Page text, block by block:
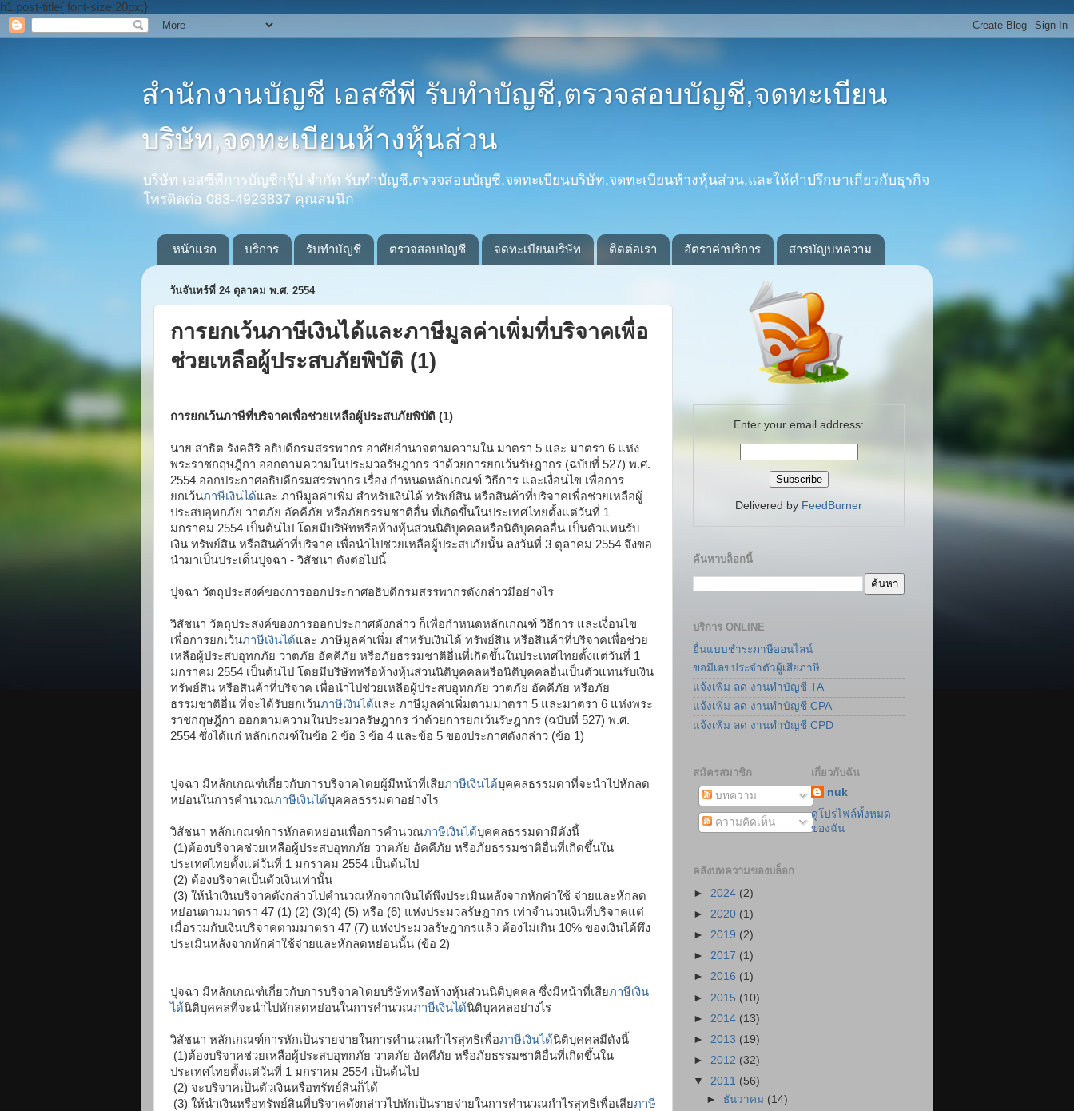
h1.post-title{ font-size:20px;}
สำนักงานบัญชี เอสซีพี รับทำบัญชี,ตรวจสอบบัญชี,จดทะเบียน
บริษัท,จดทะเบียนห้างหุ้นส่วน
บริษัท เอสซีพีการบัญชีกรุ๊ป จำกัด รับทำบัญชี,ตรวจสอบบัญชี,จดทะเบียนบริษัท,จดทะเบียนห้างหุ้นส่วน,และให้คำปรึกษาเกี่ยวกับธุรกิจ
โทรติดต่อ 083-4923837 คุณสมนึก
หน้าแรก บริการ รับทำบัญชี ตรวจสอบบัญชี จดทะเบียนบริษัท ติดต่อเรา อัตราค่าบริการ สารบัญบทความ
วันจันทร์ที่ 24 ตุลาคม พ.ศ. 2554
การยกเว้นภาษีเงินได้และภาษีมูลค่าเพิ่มที่บริจาคเพื่อ
ช่วยเหลือผู้ประสบภัยพิบัติ (1)
การยกเว้นภาษีที่บริจาคเพื่อช่วยเหลือผู้ประสบภัยพิบัติ (1)
นาย สาธิต รังคสิริ อธิบดีกรมสรรพากร อาศัยอำนาจตามความใน มาตรา 5 และ มาตรา 6 แห่ง
พระราชกฤษฎีกา ออกตามความในประมวลรัษฎากร ว่าด้วยการยกเว้นรัษฎากร (ฉบับที่ 527) พ.ศ.
2554 ออกประกาศอธิบดีกรมสรรพากร เรื่อง กำหนดหลักเกณฑ์ วิธีการ และเงื่อนไข เพื่อการ
ยกเว้นภาษีเงินได้และ ภาษีมูลค่าเพิ่ม สำหรับเงินได้ ทรัพย์สิน หรือสินค้าที่บริจาคเพื่อช่วยเหลือผู้
ประสบอุทกภัย วาตภัย อัคคีภัย หรือภัยธรรมชาติอื่น ที่เกิดขึ้นในประเทศไทยตั้งแต่วันที่ 1
มกราคม 2554 เป็นต้นไป โดยมีบริษัทหรือห้างหุ้นส่วนนิติบุคคลหรือนิติบุคคลอื่น เป็นตัวแทนรับ
เงิน ทรัพย์สิน หรือสินค้าที่บริจาค เพื่อนำไปช่วยเหลือผู้ประสบภัยนั้น ลงวันที่ 3 ตุลาคม 2554 จึงขอ
นำมาเป็นประเด็นปุจฉา - วิสัชนา ดังต่อไปนี้
ปุจฉา วัตถุประสงค์ของการออกประกาศอธิบดีกรมสรรพากรดังกล่าวมีอย่างไร
วิสัชนา วัตถุประสงค์ของการออกประกาศดังกล่าว ก็เพื่อกำหนดหลักเกณฑ์ วิธีการ และเงื่อนไข
เพื่อการยกเว้นภาษีเงินได้และ ภาษีมูลค่าเพิ่ม สำหรับเงินได้ ทรัพย์สิน หรือสินค้าที่บริจาคเพื่อช่วย
เหลือผู้ประสบอุทกภัย วาตภัย อัคคีภัย หรือภัยธรรมชาติอื่นที่เกิดขึ้นในประเทศไทยตั้งแต่วันที่ 1
มกราคม 2554 เป็นต้นไป โดยมีบริษัทหรือห้างหุ้นส่วนนิติบุคคลหรือนิติบุคคลอื่นเป็นตัวแทนรับเงิน
ทรัพย์สิน หรือสินค้าที่บริจาค เพื่อนำไปช่วยเหลือผู้ประสบอุทกภัย วาตภัย อัคคีภัย หรือภัย
ธรรมชาติอื่น ที่จะได้รับยกเว้นภาษีเงินได้และ ภาษีมูลค่าเพิ่มตามมาตรา 5 และมาตรา 6 แห่งพระ
ราชกฤษฎีกา ออกตามความในประมวลรัษฎากร ว่าด้วยการยกเว้นรัษฎากร (ฉบับที่ 527) พ.ศ.
2554 ซึ่งได้แก่ หลักเกณฑ์ในข้อ 2 ข้อ 3 ข้อ 4 และข้อ 5 ของประกาศดังกล่าว (ข้อ 1)
ปุจฉา มีหลักเกณฑ์เกี่ยวกับการบริจาคโดยผู้มีหน้าที่เสียภาษีเงินได้บุคคลธรรมดาที่จะนำไปหักลด
หย่อนในการคำนวณภาษีเงินได้บุคคลธรรมดาอย่างไร
วิสัชนา หลักเกณฑ์การหักลดหย่อนเพื่อการคำนวณภาษีเงินได้บุคคลธรรมดามีดังนี้
(1)ต้องบริจาคช่วยเหลือผู้ประสบอุทกภัย วาตภัย อัคคีภัย หรือภัยธรรมชาติอื่นที่เกิดขึ้นใน
ประเทศไทยตั้งแต่วันที่ 1 มกราคม 2554 เป็นต้นไป
(2) ต้องบริจาคเป็นตัวเงินเท่านั้น
(3) ให้นำเงินบริจาคดังกล่าวไปคำนวณหักจากเงินได้พึงประเมินหลังจากหักค่าใช้ จ่ายและหักลด
หย่อนตามมาตรา 47 (1) (2) (3)(4) (5) หรือ (6) แห่งประมวลรัษฎากร เท่าจำนวนเงินที่บริจาคแต่
เมื่อรวมกับเงินบริจาคตามมาตรา 47 (7) แห่งประมวลรัษฎากรแล้ว ต้องไม่เกิน 10% ของเงินได้พึง
ประเมินหลังจากหักค่าใช้จ่ายและหักลดหย่อนนั้น (ข้อ 2)
ปุจฉา มีหลักเกณฑ์เกี่ยวกับการบริจาคโดยบริษัทหรือห้างหุ้นส่วนนิติบุคคล ซึ่งมีหน้าที่เสียภาษีเงิน
ได้นิติบุคคลที่จะนำไปหักลดหย่อนในการคำนวณภาษีเงินได้นิติบุคคลอย่างไร
วิสัชนา หลักเกณฑ์การหักเป็นรายจ่ายในการคำนวณกำไรสุทธิเพื่อภาษีเงินได้นิติบุคคลมีดังนี้
(1)ต้องบริจาคช่วยเหลือผู้ประสบอุทกภัย วาตภัย อัคคีภัย หรือภัยธรรมชาติอื่นที่เกิดขึ้นใน
ประเทศไทยตั้งแต่วันที่ 1 มกราคม 2554 เป็นต้นไป
(2) จะบริจาคเป็นตัวเงินหรือทรัพย์สินก็ได้
(3) ให้นำเงินหรือทรัพย์สินที่บริจาคดังกล่าวไปหักเป็นรายจ่ายในการคำนวณกำไรสุทธิเพื่อเสียภาษี
Enter your email address:
Delivered by FeedBurner
ค้นหาบล็อกนี้
บริการ ONLINE
ยื่นแบบชำระภาษีออนไลน์
ขอมีเลขประจำตัวผู้เสียภาษี
แจ้งเพิ่ม ลด งานทำบัญชี TA
แจ้งเพิ่ม ลด งานทำบัญชี CPA
แจ้งเพิ่ม ลด งานทำบัญชี CPD
สมัครสมาชิก
บทความ
ความคิดเห็น
เกี่ยวกับฉัน
nuk
ดูโปรไฟล์ทั้งหมด
ของฉัน
คลังบทความของบล็อก
► 2024 (2)
► 2020 (1)
► 2019 (2)
► 2017 (1)
► 2016 (1)
► 2015 (10)
► 2014 (13)
► 2013 (19)
► 2012 (32)
▼ 2011 (56)
► ธันวาคม (14)